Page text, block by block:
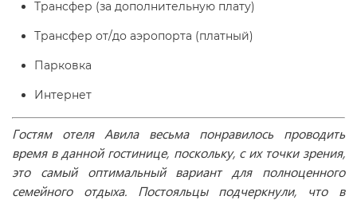
Трансфер (за дополнительную плату)
Трансфер от/до аэропорта (платный)
Парковка
Интернет
Гостям отеля Авила весьма понравилось проводить
время в данной гостинице, поскольку, с их точки зрения,
это самый оптимальный вариант для полноценного
семейного отдыха. Постояльцы подчеркнули, что в